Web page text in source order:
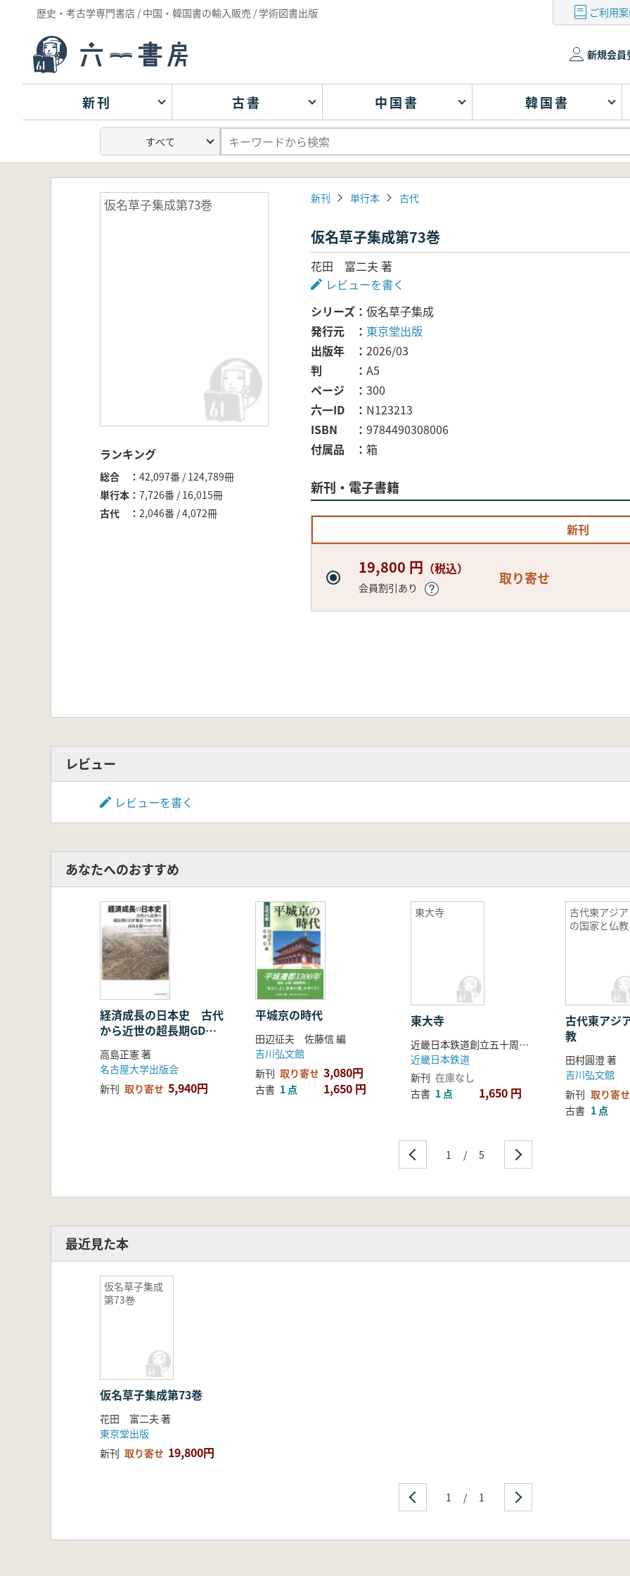
歴史・考古学専門書店 / 中国・韓国書の輸入販売 / 学術図書出版 ご利用
新規会員
新刊 古書 中国書 韓国書
仮名草子集成第73巻
ランキング
総合
42,097番 / 124,789冊
単行本
7,726番 / 16,015冊
古代
2,046番 / 4,072冊
新刊 単行本 古代
仮名草子集成第73巻
花田 富二夫 著
レビューを書く
シリーズ
仮名草子集成
発行元
東京堂出版
出版年
2026/03
判
A5
ページ
300
六一ID
N123213
ISBN
9784490308006
付属品
箱
新刊・電子書籍
新刊
19,800 円 （税込）
会員割引あり
取り寄せ
レビュー
レビューを書く
あなたへのおすすめ
経済成長の日本史 古代
から近世の超長期GDP
推計730-1874
高島正憲 著
名古屋大学出版会
新刊 取り寄せ 5,940円
平城京の時代
田辺征夫 佐藤信 編
吉川弘文館
新刊 取り寄せ 3,080円
古書 1 点 1,650 円
東大寺
東大寺
近畿日本鉄道創立五十周年記念出版編集所 編
近畿日本鉄道
新刊 在庫なし
古書 1 点 1,650 円
古代東アジア
の国家と仏教
古代東アジ
教
田村圓澄 著
吉川弘文館
新刊 取り寄せ
古書 1 点
1 / 5
最近見た本
仮名草子集成
第73巻
仮名草子集成第73巻
花田 富二夫 著
東京堂出版
新刊 取り寄せ 19,800円
1 / 1